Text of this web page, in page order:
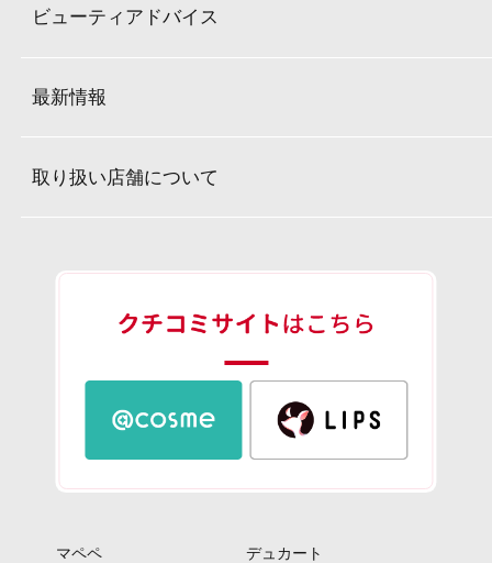
ビューティアドバイス
最新情報
取り扱い店舗について
マペペ デュカート